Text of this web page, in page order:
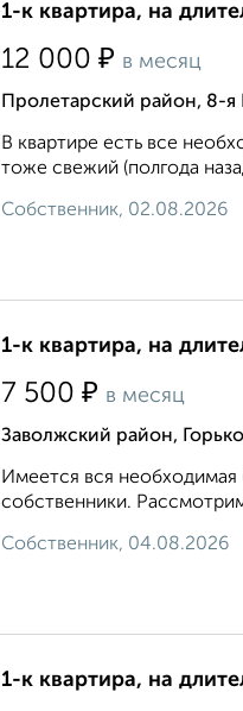
1-к квартира, на
12 000 ₽ в месяц
Пролетарский район, 8-
В квартире есть все
тоже свежий (полгода
Собственник, 02.08.2026
1-к квартира, на
7 500 ₽ в месяц
Заволжский район,
Имеется вся необходимая
собственники.
Собственник, 04.08.2026
1-к квартира, на